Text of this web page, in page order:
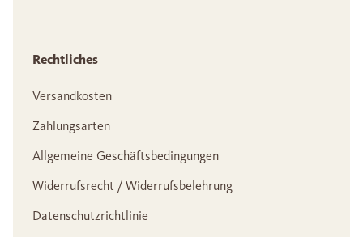
Rechtliches
Versandkosten
Zahlungsarten
Allgemeine Geschäftsbedingungen
Widerrufsrecht / Widerrufsbelehrung
Datenschutzrichtlinie